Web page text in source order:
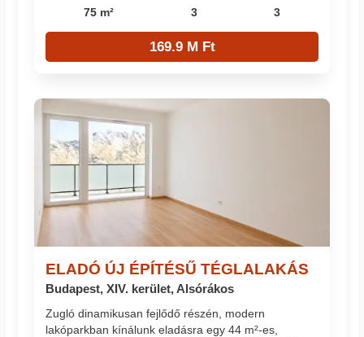
75 m² 3 3
169.9 M Ft
ELADÓ ÚJ ÉPÍTÉSŰ TÉGLALAKÁS
Budapest, XIV. kerület, Alsórákos
Zugló dinamikusan fejlődő részén, modern
lakóparkban kínálunk eladásra egy 44 m²-es,